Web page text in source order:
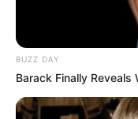
BUZZ DAY
Barack Finally